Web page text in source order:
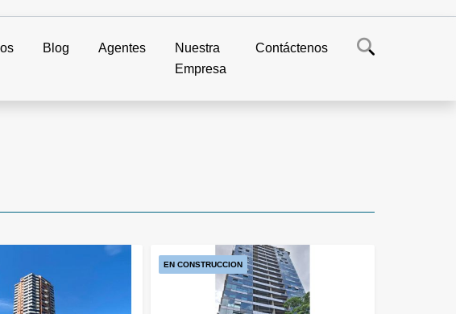
Blog Agentes
Nuestra
Empresa
Contáctenos
EN CONSTRUCCION